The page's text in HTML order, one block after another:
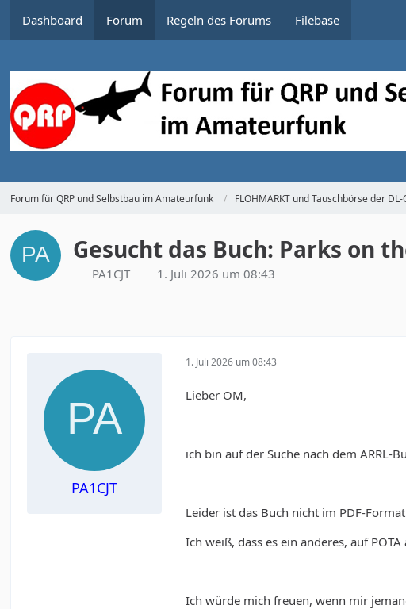
Dashboard Forum Regeln des Forums Filebase
Forum für QRP und Selbstbau im Amateurfunk FLOHMARKT und Tauschbörse der DL-
Gesucht das Buch: Parks on
PA1CJT 1. Juli 2026 um 08:43
PA1CJT
1. Juli 2026 um 08:43
Lieber OM,
ich bin auf der Suche nach dem ARRL-
Leider ist das Buch nicht im PDF-
Ich weiß, dass es ein anderes, auf
Ich würde mich freuen, wenn mir